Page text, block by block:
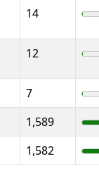
14
12
7
1,589
1,582